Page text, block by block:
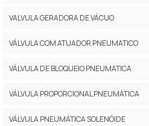
VALVULA GERADORA DE VÁCUO
VÁLVULA COM ATUADOR PNEUMATICO
VÁLVULA DE BLOQUEIO PNEUMATICA
VÁLVULA PROPORCIONAL PNEUMÁTICA
VÁLVULA PNEUMÁTICA SOLENÓIDE